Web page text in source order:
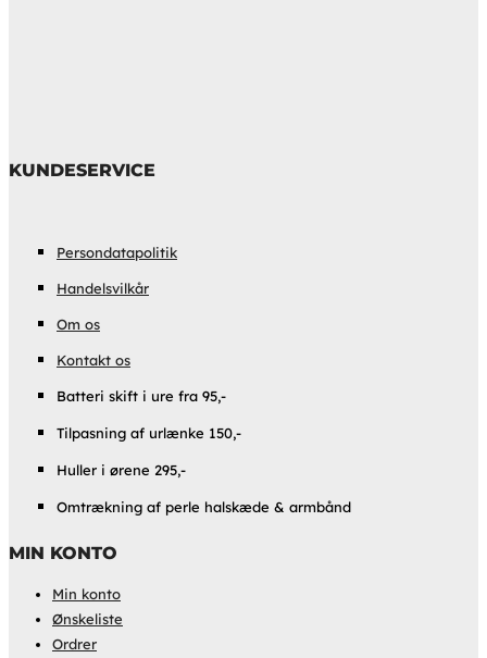
KUNDESERVICE
Persondatapolitik
Handelsvilkår
Om os
Kontakt os
Batteri skift i ure fra 95,-
Tilpasning af urlænke 150,-
Huller i ørene 295,-
Omtrækning af perle halskæde & armbånd
MIN KONTO
Min konto
Ønskeliste
Ordrer